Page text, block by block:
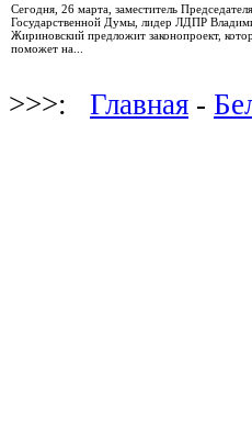
Сегодня, 26 марта, заместитель Председателя
Государственной Думы, лидер ЛДПР
Жириновский предложит законопроект,
поможет на...
>>>: Главная -